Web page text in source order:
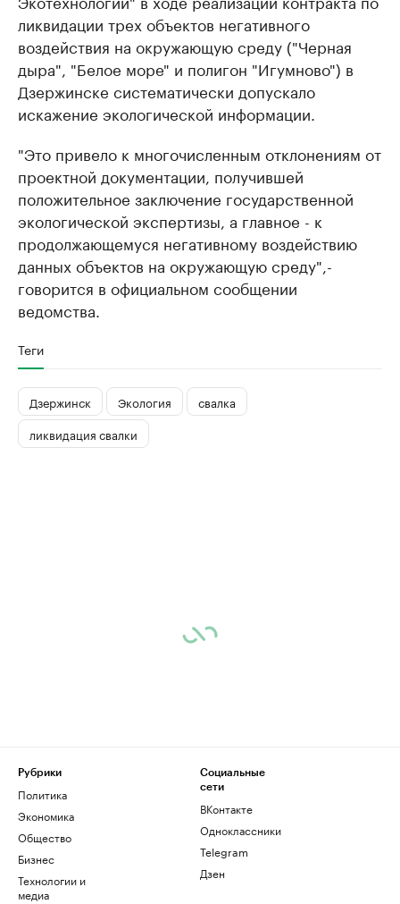
ликвидации трех объектов негативного
воздействия на окружающую среду ("Черная
дыра", "Белое море" и полигон "Игумново") в
Дзержинске систематически допускало
искажение экологической информации.
"Это привело к многочисленным отклонениям от
проектной документации, получившей
положительное заключение государственной
экологической экспертизы, а главное - к
продолжающемуся негативному воздействию
данных объектов на окружающую среду",-
говорится в официальном сообщении
ведомства.
Теги
Дзержинск Экология
свалка
ликвидация свалки
Рубрики
Политика
Экономика
Общество
Бизнес
Технологии и
медиа
Социальные
сети
ВКонтакте
Одноклассники
Telegram
Дзен